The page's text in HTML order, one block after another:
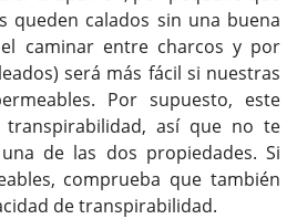
queden calados sin una buena
caminar entre charcos y por
será más fácil si nuestras
Por supuesto, este
así que no te
de las dos propiedades. Si
comprueba que también
de transpirabilidad.